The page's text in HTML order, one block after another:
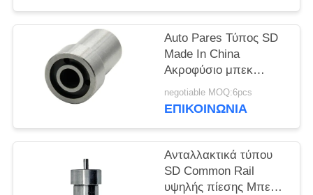
Auto Pares Τύπος SD
Made In China
Ακροφύσιο μπεκ
ψεκασμού καυσίμου
ντίζελ DN0SDN187
negotiable MOQ:6pcs
ΕΠΙΚΟΙΝΩΝΙΑ
Ανταλλακτικά τύπου
SD Common Rail
υψηλής πίεσης Μπεκ